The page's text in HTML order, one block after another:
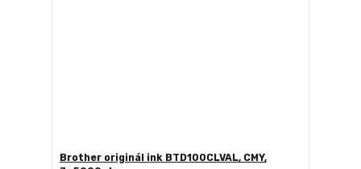
Brother originál ink BTD100CLVAL, CMY,